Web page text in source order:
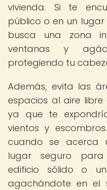
vivienda. Si te
público o en un
busca una zona
ventanas y
protegiendo tu
Además, evita las
espacios al aire libre
ya que te
vientos y
cuando se acerca
lugar seguro
edificio sólido o
agachándote en el